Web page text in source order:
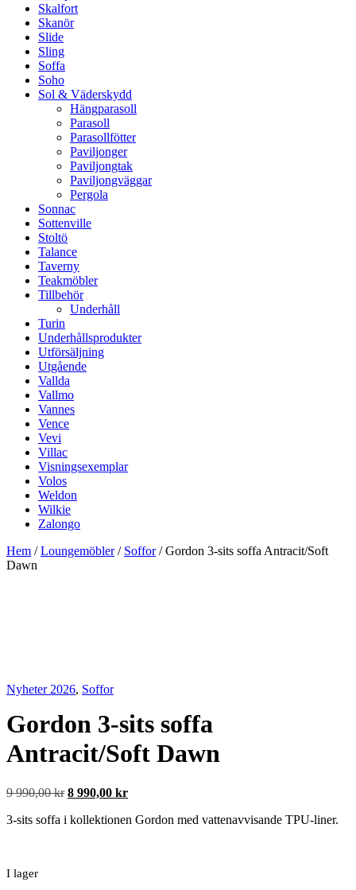
Skalfort
Skanör
Slide
Sling
Soffa
Soho
Sol & Väderskydd
Hängparasoll
Parasoll
Parasollfötter
Paviljonger
Paviljongtak
Paviljongväggar
Pergola
Sonnac
Sottenville
Stoltö
Talance
Taverny
Teakmöbler
Tillbehör
Underhåll
Turin
Underhållsprodukter
Utförsäljning
Utgående
Vallda
Vallmo
Vannes
Vence
Vevi
Villac
Visningsexemplar
Volos
Weldon
Wilkie
Zalongo
Hem /Loungemöbler/ Soffor/ Gordon 3-sits soffa Antracit/Soft
Dawn
Nyheter 2026, Soffor
Gordon 3-sits soffa
Antracit/Soft Dawn
9 990,00kr Det
priset
8 990,00 krDet
priset
3-sits soffa i kollektionen Gordon med vattenavvisande TPU-liner.
I lager